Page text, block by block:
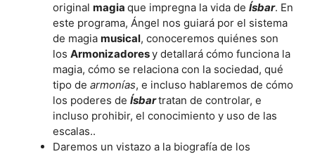
original magia que impregna la vida de Ísbar. En
este programa, Ángel nos guiará por el sistema
de magia musical, conoceremos quiénes son
los Armonizadoresy detallará cómo funciona la
magia, cómo se relaciona con la sociedad, qué
tipo de armonías, e incluso hablaremos de cómo
los poderes de Ísbartratan de controlar, e
incluso prohibir, el conocimiento y uso de las
escalas..
Daremos un vistazo a la biografía de los